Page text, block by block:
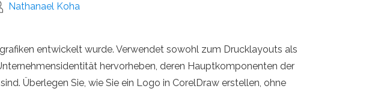
Nathanael Koha
entwickelt wurde. Verwendet sowohl zum Drucklayouts als
hervorheben, deren Hauptkomponenten der
Überlegen Sie, wie Sie ein Logo in CorelDraw erstellen, ohne